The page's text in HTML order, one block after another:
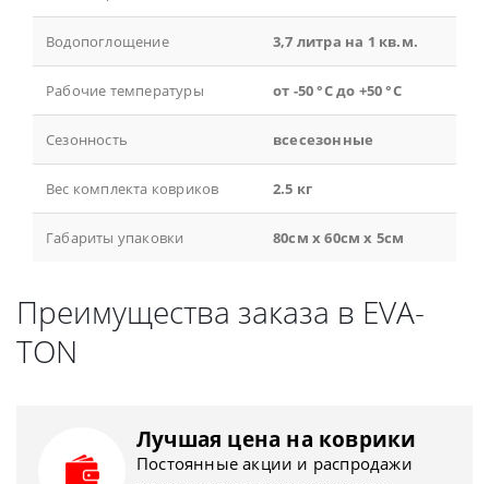
Водопоглощение 3,7 литра на 1 кв.м.
Рабочие температуры от -50 °С до +50 °С
Сезонность всесезонные
Вес комплекта ковриков 2.5 кг
Габариты упаковки 80см x 60см x 5см
Преимущества заказа в EVA-
TON
Лучшая цена на коврики
Постоянные акции и распродажи